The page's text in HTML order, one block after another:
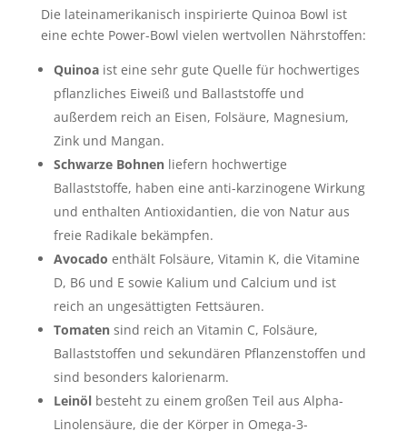
Die lateinamerikanisch inspirierte Quinoa Bowl ist
eine echte Power-Bowl vielen wertvollen Nährstoffen:
Quinoaist eine sehr gute Quelle für hochwertiges
pflanzliches Eiweiß und Ballaststoffe und
außerdem reich an Eisen, Folsäure, Magnesium,
Zink und Mangan.
Schwarze Bohnenliefern hochwertige
Ballaststoffe, haben eine anti-karzinogene Wirkung
und enthalten Antioxidantien, die von Natur aus
freie Radikale bekämpfen.
Avocado enthält Folsäure, Vitamin K, die Vitamine
D, B6 und E sowie Kalium und Calcium und ist
reich an ungesättigten Fettsäuren.
Tomatensind reich an Vitamin C, Folsäure,
Ballaststoffen und sekundären Pflanzenstoffen und
sind besonders kalorienarm.
Leinölbesteht zu einem großen Teil aus Alpha-
Linolensäure, die der Körper in Omega-3-